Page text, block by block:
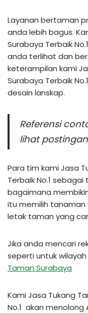
Layanan bertaman
anda lebih bagus.
Surabaya Terbaik
anda terlihat dan
keterampilan kami
Surabaya Terbaik
desain lanskap.
Referensi
lihat
Para tim kami Jasa
Terbaik No.1
bagaimana
itu memilih
letak taman yang
Jika anda mencari
seperti untuk
Taman Surabaya
Kami Jasa Tukang
No.1 akan